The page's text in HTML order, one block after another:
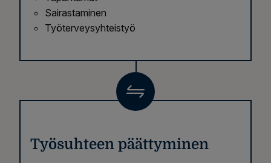
Sairastaminen
Työterveysyhteistyö
Työsuhteen päättyminen